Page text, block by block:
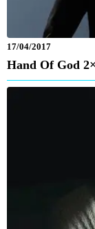
17/04/2017
Hand Of God